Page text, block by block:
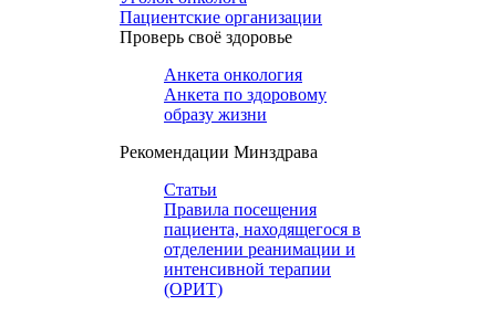
Пациентские организации
Проверь своё здоровье
Анкета онкология
Анкета по здоровому
образу жизни
Рекомендации Минздрава
Статьи
Правила посещения
пациента, находящегося в
отделении реанимации и
интенсивной терапии
(ОРИТ)